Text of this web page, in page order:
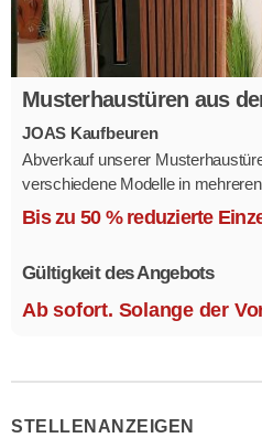
Musterhaustüren aus
JOAS Kaufbeuren
Abverkauf unserer
verschiedene Modelle in
Ausstattungsvarianten.
Bis zu 50 % reduzierte
Gültigkeit des Angebots
Ab sofort. Solange der
STELLENANZEIGEN